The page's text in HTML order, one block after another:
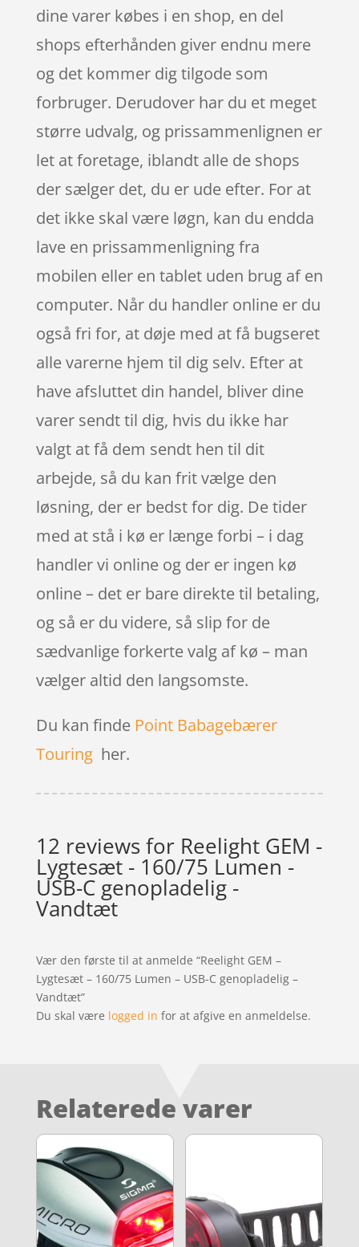
dine varer købes i en shop, en del
shops efterhånden giver endnu mere
og det kommer dig tilgode som
forbruger. Derudover har du et meget
større udvalg, og prissammenlignen er
let at foretage, iblandt alle de shops
der sælger det, du er ude efter. For at
det ikke skal være løgn, kan du endda
lave en prissammenligning fra
mobilen eller en tablet uden brug af en
computer. Når du handler online er du
også fri for, at døje med at få bugseret
alle varerne hjem til dig selv. Efter at
have afsluttet din handel, bliver dine
varer sendt til dig, hvis du ikke har
valgt at få dem sendt hen til dit
arbejde, så du kan frit vælge den
løsning, der er bedst for dig. De tider
med at stå i kø er længe forbi – i dag
handler vi online og der er ingen kø
online – det er bare direkte til betaling,
og så er du videre, så slip for de
sædvanlige forkerte valg af kø – man
vælger altid den langsomste.
Du kan finde Point Babagebærer
Touringher.
12 reviews for Reelight GEM -
Lygtesæt - 160/75 Lumen -
USB-C genopladelig -
Vandtæt
Vær den første til at anmelde “Reelight GEM –
Lygtesæt – 160/75 Lumen – USB-C genopladelig –
Vandtæt”
Du skal være logged in for at afgive en anmeldelse.
Relaterede varer